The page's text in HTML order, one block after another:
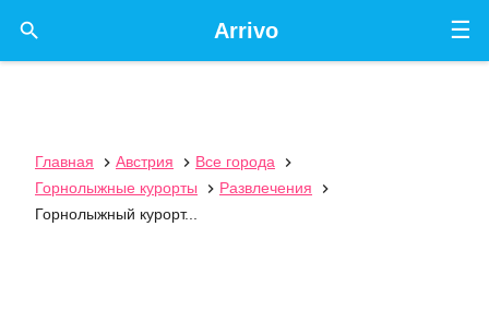
☰
Arrivo

Главная  Австрия  Все города

Горнолыжные курорты
 Развлечения

Горнолыжный курорт...